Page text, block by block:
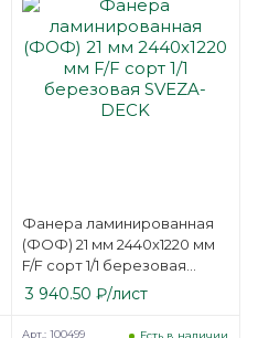
Фанера ламинированная
(ФОФ) 21 мм 2440х1220 мм
F/F сорт 1/1 березовая
SVEZA-DECK
3 940.50 ₽/лист
Есть в наличии
Арт.: 100499